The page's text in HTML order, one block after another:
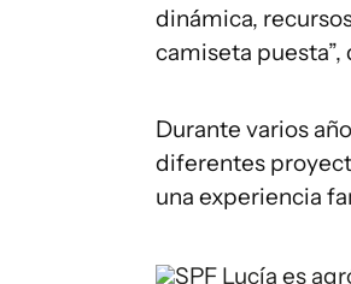
dinámica,
camiseta puesta”,
Durante varios
diferentes
una experiencia
SPF Lucía es